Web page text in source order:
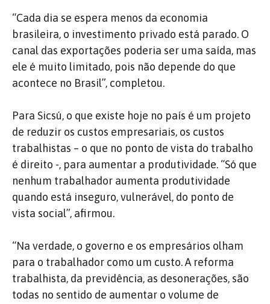
“Cada dia se espera menos da economia
brasileira, o investimento privado está parado. O
canal das exportações poderia ser uma saída, mas
ele é muito limitado, pois não depende do que
acontece no Brasil”, completou.
Para Sicsú, o que existe hoje no país é um projeto
de reduzir os custos empresariais, os custos
trabalhistas – o que no ponto de vista do trabalho
é direito -, para aumentar a produtividade. “Só que
nenhum trabalhador aumenta produtividade
quando está inseguro, vulnerável, do ponto de
vista social”, afirmou.
“Na verdade, o governo e os empresários olham
para o trabalhador como um custo. A reforma
trabalhista, da previdência, as desonerações, são
todas no sentido de aumentar o volume de